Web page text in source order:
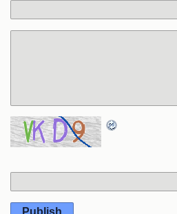
Publish